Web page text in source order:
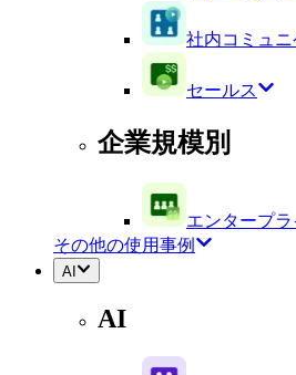
社内コミュ
セールス
企業規模別
エンタープ
その他の使用事例
AI
AI